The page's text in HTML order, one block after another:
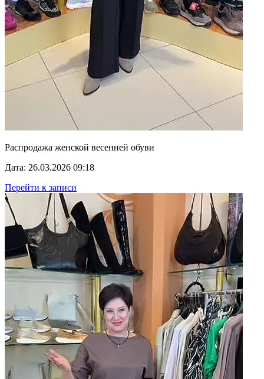
Распродажа женской весенней обуви
Дата: 26.03.2026 09:18
Перейти к записи